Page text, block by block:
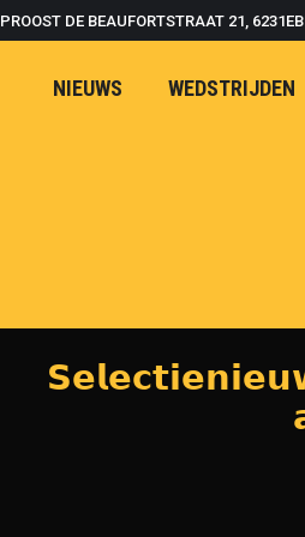
PROOST DE BEAUFORTSTRAAT 21,
NIEUWS WEDSTRIJDEN